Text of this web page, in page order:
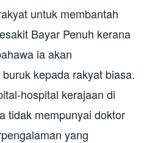
untuk membantah
Bayar Penuh kerana
ia akan
kepada rakyat biasa.
hospital kerajaan di
tidak mempunyai doktor
yang